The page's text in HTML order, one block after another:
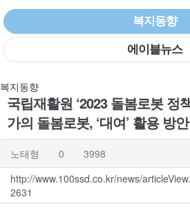
복지동향
에이블뉴스
복지동향
국립재활원 ‘2023 돌봄로봇 정
가의 돌봄로봇, ‘대여’ 활용 방
노태형 0 3998
http://www.100ssd.co.kr/news/
2631